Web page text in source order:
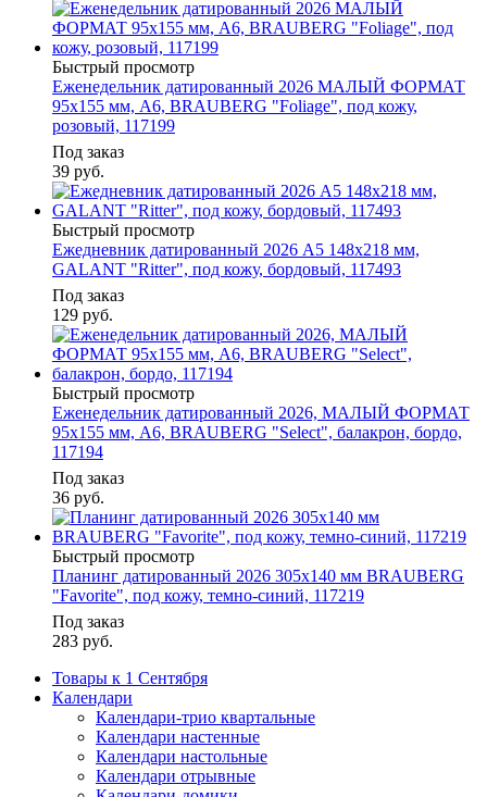
Быстрый просмотр
Еженедельник датированный 2026 МАЛЫЙ ФОРМАТ
95х155 мм, А6, BRAUBERG "Foliage", под кожу,
розовый, 117199
Под заказ
39 руб.
Быстрый просмотр
Ежедневник датированный 2026 А5 148х218 мм,
GALANT "Ritter", под кожу, бордовый, 117493
Под заказ
129 руб.
Быстрый просмотр
Еженедельник датированный 2026, МАЛЫЙ ФОРМАТ
95х155 мм, А6, BRAUBERG "Select", балакрон, бордо,
117194
Под заказ
36 руб.
Быстрый просмотр
Планинг датированный 2026 305х140 мм BRAUBERG
"Favorite", под кожу, темно-синий, 117219
Под заказ
283 руб.
Товары к 1 Сентября
Календари
Календари-трио квартальные
Календари настенные
Календари настольные
Календари отрывные